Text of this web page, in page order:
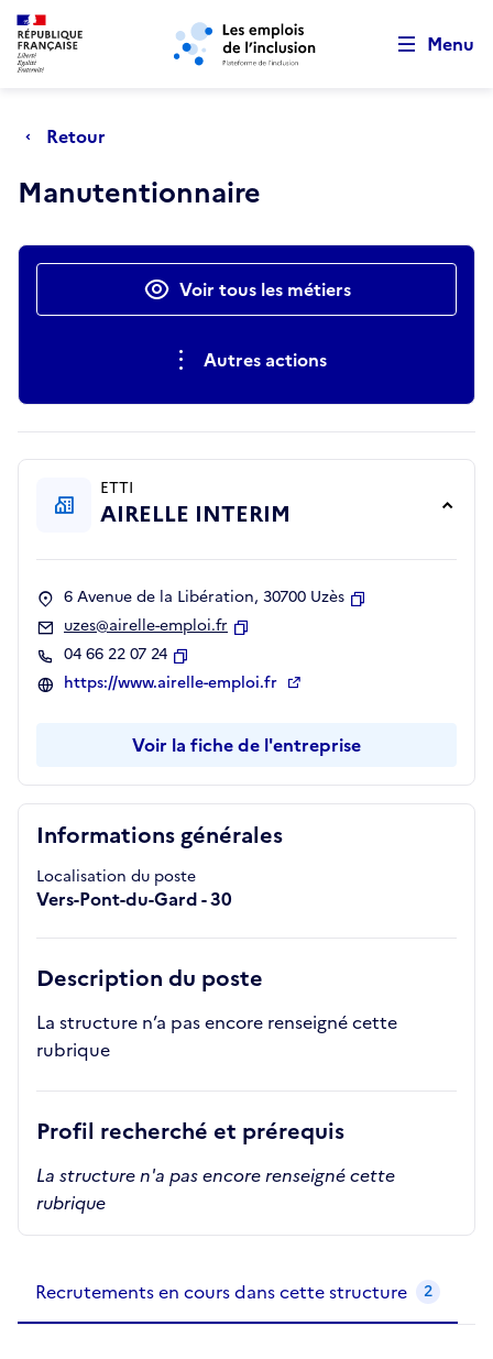
Aller au menu principal Aller au contenu principal
Menu
Retour
Manutentionnaire
Actions rapidesVoir tous les métiers
Autres actions
Informations générales
Localisation du poste
Vers-Pont-du-Gard - 30
Description du poste
La structure n’a pas encore renseigné cette
rubrique
Profil recherché et prérequis
La structure n'a pas encore renseigné cette
rubrique
ETTI
AIRELLE INTERIM
6 Avenue de la Libération, 30700 Uzès
uzes@airelle-emploi.fr
04 66 22 07 24
Copier
https://www.airelle-emploi.fr
Voir la fiche de l'entreprise
Recrutements en cours dans cette structure 2
Retour au début de la page
Panneau de gestion des cookies